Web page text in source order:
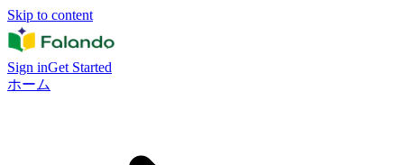
Skip to content
Sign inGet Started
ホーム